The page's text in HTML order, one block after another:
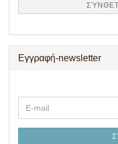
Εγγραφή-newsletter
ΤΗΝ
E-
mail